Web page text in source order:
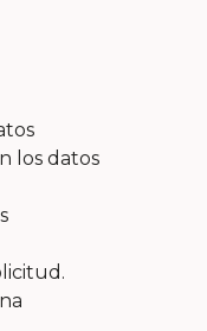
los datos